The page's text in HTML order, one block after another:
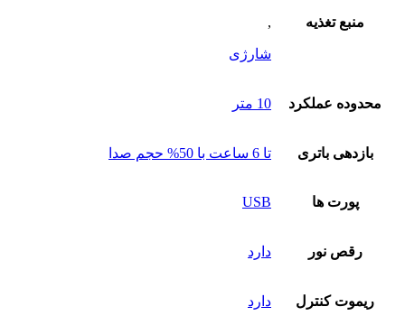
منبع تغذیه
,
شارژی
محدوده عملکرد 10 متر
بازدهی باتری تا 6 ساعت با 50% حجم صدا
پورت‌ ها USB
رقص نور دارد
ریموت کنترل دارد